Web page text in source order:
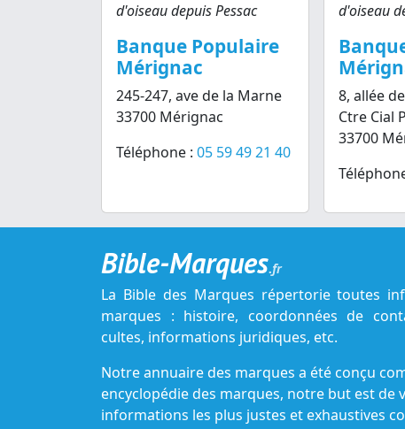
d'oiseau depuis Pessac
Banque Populaire
Mérignac
245-247, ave de la Marne
33700 Mérignac
Téléphone : 05 59 49 21 40
d'oiseau
8, allée
Ctre Cial
33700
Bible-Marques.fr
La Bible des Marques répertorie toutes
marques : histoire, coordonnées de
cultes, informations juridiques, etc.
Notre annuaire des marques a été conçu
encyclopédie des marques, notre but est de
informations les plus justes et exhaustives